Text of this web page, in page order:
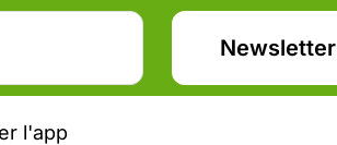
Newsletter
l'app